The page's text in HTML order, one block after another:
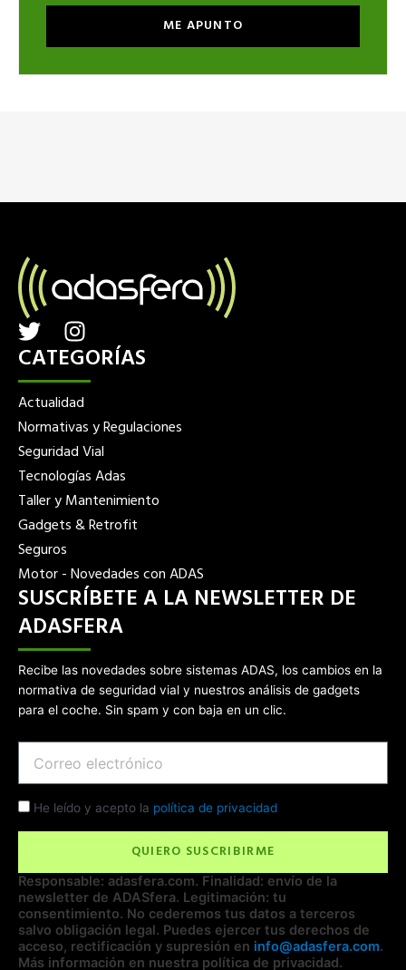
ME APUNTO
T
w
i
t
t
e
r
I
n
s
t
a
g
r
a
m
CATEGORÍAS
Actualidad
Normativas y Regulaciones
Seguridad Vial
Tecnologías Adas
Taller y Mantenimiento
Gadgets & Retrofit
Seguros
Motor - Novedades con ADAS
SUSCRÍBETE A LA NEWSLETTER DE
ADASFERA
Recibe las novedades sobre sistemas ADAS, los cambios en la
normativa de seguridad vial y nuestros análisis de gadgets
para el coche. Sin spam y con baja en un clic.
CheckHe leído y acepto la política de privacidad
QUIERO SUSCRIBIRME
Responsable: adasfera.com. Finalidad: envío de la
newsletter de ADASfera. Legitimación: tu
consentimiento. No cederemos tus datos a terceros
salvo obligación legal. Puedes ejercer tus derechos de
acceso, rectificación y supresión en info@adasfera.com.
Más información en nuestra política de privacidad.